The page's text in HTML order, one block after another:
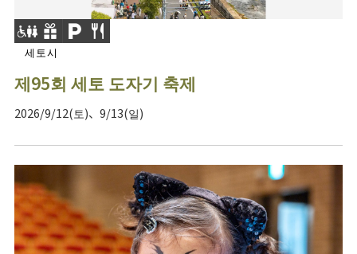
세토시
제95회 세토 도자기 축제
2026/9/12(토)、9/13(일)